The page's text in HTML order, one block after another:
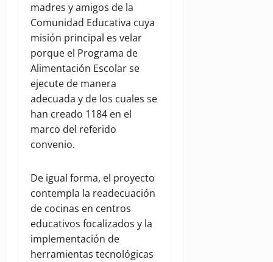
madres y amigos de la
Comunidad Educativa cuya
misión principal es velar
porque el Programa de
Alimentación Escolar se
ejecute de manera
adecuada y de los cuales se
han creado 1184 en el
marco del referido
convenio.
De igual forma, el proyecto
contempla la readecuación
de cocinas en centros
educativos focalizados y la
implementación de
herramientas tecnológicas